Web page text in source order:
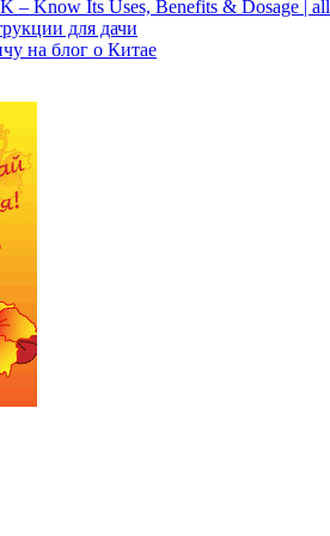
– Know Its Uses, Benefits & Dosage |
для дачи
на блог о Китае